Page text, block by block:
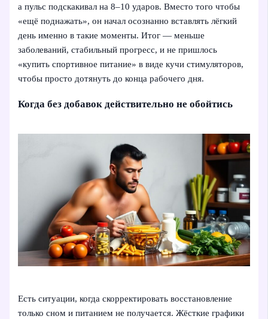
а пульс подскакивал на 8–10 ударов. Вместо того чтобы
«ещё поднажать», он начал осознанно вставлять лёгкий
день именно в такие моменты. Итог — меньше
заболеваний, стабильный прогресс, и не пришлось
«купить спортивное питание» в виде кучи стимуляторов,
чтобы просто дотянуть до конца рабочего дня.
Когда без добавок действительно не обойтись
Есть ситуации, когда скорректировать восстановление
только сном и питанием не получается. Жёсткие графики